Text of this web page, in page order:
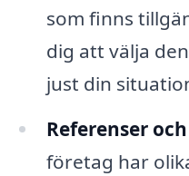
som finns
dig att välja
just din
Referenser
företag har